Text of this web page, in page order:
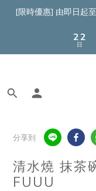
[限時優惠] 由即日起
4
2
1
4
2
1
日
分享到
清水燒 抹茶
FUUU